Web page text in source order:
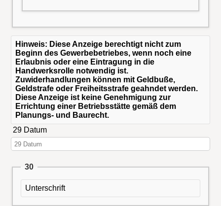
Hinweis: Diese Anzeige berechtigt nicht zum
Beginn des Gewerbebetriebes, wenn noch eine
Erlaubnis oder eine Eintragung in die
Handwerksrolle notwendig ist.
Zuwiderhandlungen können mit Geldbuße,
Geldstrafe oder Freiheitsstrafe geahndet werden.
Diese Anzeige ist keine Genehmigung zur
Errichtung einer Betriebsstätte gemäß dem
Planungs- und Baurecht.
29 Datum
30
Unterschrift